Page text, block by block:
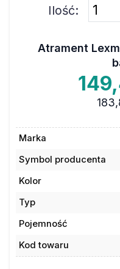
Ilość:
Atrament
Marka
Symbol producenta
Kolor
Typ
Pojemność
Kod towaru